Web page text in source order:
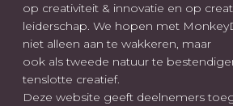
op creativiteit & innovatie en op
leiderschap. We hopen met
niet alleen aan te wakkeren, maar
ook als tweede natuur te
tenslotte creatief.
Deze website geeft deelnemers